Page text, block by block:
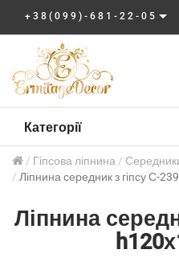
+38(099)-681-22-05
Категорії
Гіпсова ліпнина
Ліпнина середник з гіпсу С-
Ліпнина